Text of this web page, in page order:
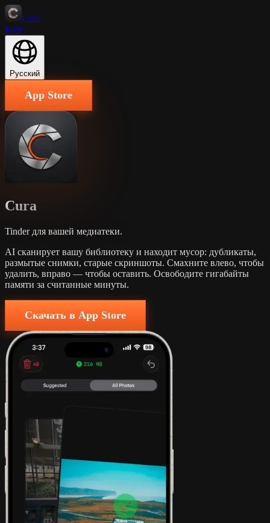
Cura
Блог
Русский
App Store
Cura
Tinder для вашей медиатеки.
AI сканирует вашу библиотеку и находит мусор: дубликаты,
размытые снимки, старые скриншоты. Смахните влево, чтобы
удалить, вправо — чтобы оставить. Освободите гигабайты
памяти за считанные минуты.
Скачать в App Store